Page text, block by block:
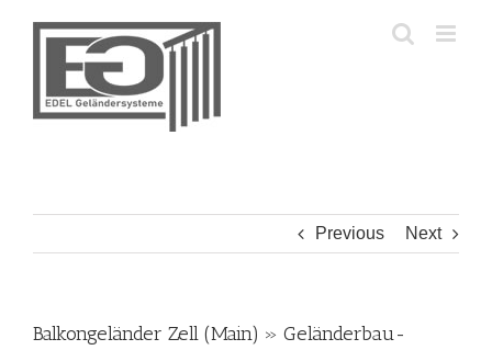
Previous Next
Balkongeländer Zell (Main) » Geländerbau-